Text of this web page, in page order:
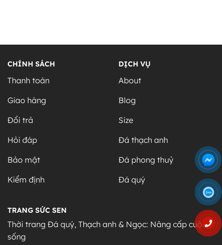
CHÍNH SÁCH
Thanh toán
Giao hàng
Đổi trả
Hỏi đáp
Bảo mật
Kiểm định
DỊCH VỤ
About
Blog
Size
Đá thạch anh
Đá phong thuỷ
Đá quý
TRANG SỨC SEN
Thời trang Đá quý, Thạch anh & Ngọc: Nâng cấp cuộc
sống